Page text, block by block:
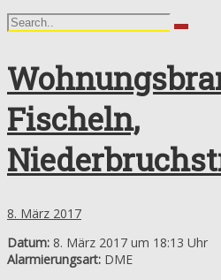
Fischeln,
8. März 2017
Datum: 8. März 2017 um 18:13 Uhr
Alarmierungsart: DME